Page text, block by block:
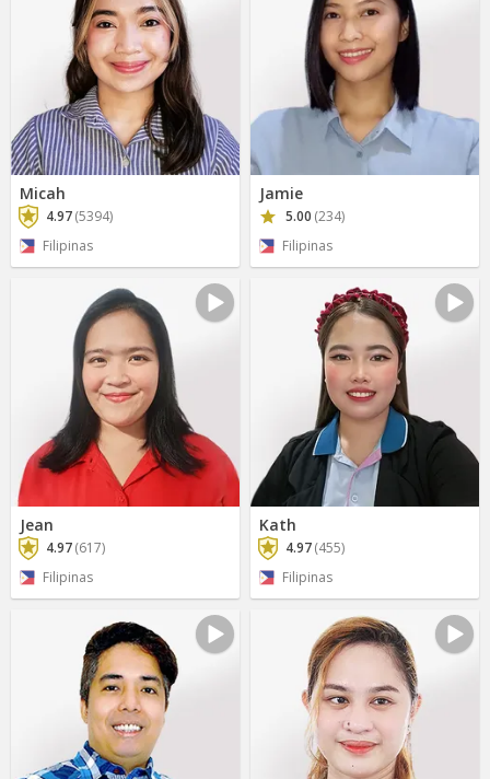
Micah
4.97(5394)
Filipinas
Jamie
5.00 (234)
Filipinas
Jean
4.97(617)
Filipinas
Kath
4.97(455)
Filipinas